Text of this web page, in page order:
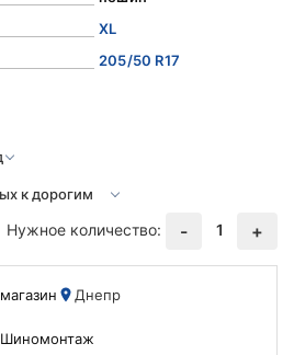
XL
205/50 R17
Нужное количество:
- 1 +
магазин Днепр
Шиномонтаж